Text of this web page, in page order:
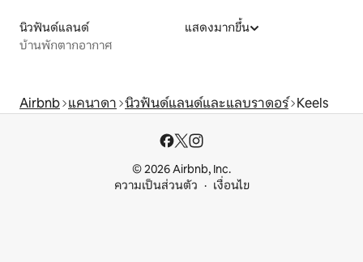
นิวฟันด์แลนด์
บ้านพักตากอากาศ
แสดงมากขึ้น
Airbnb แคนาดา นิวฟันด์แลนด์และแลบราดอร์ Keels
© 2026 Airbnb, Inc.
ความเป็นส่วนตัว
เงื่อนไข